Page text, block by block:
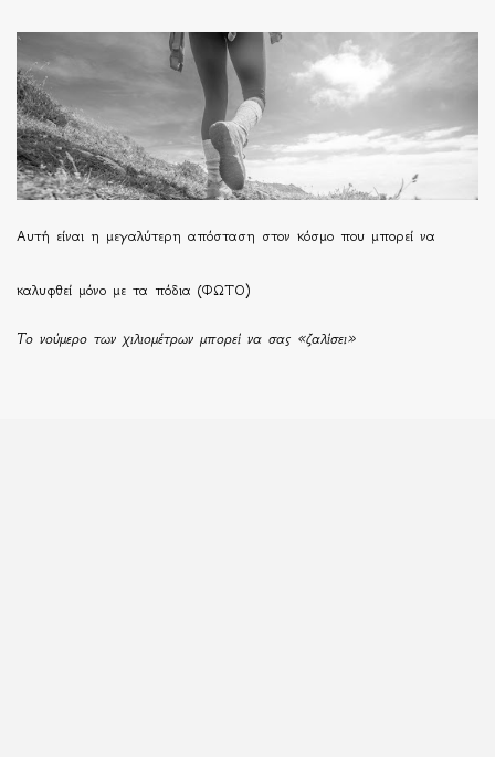
Αυτή είναι η μεγαλύτερη απόσταση στον κόσμο που μπορεί να
καλυφθεί μόνο με τα πόδια (ΦΩΤΟ)
Το νούμερο των χιλιομέτρων μπορεί να σας «ζαλίσει»